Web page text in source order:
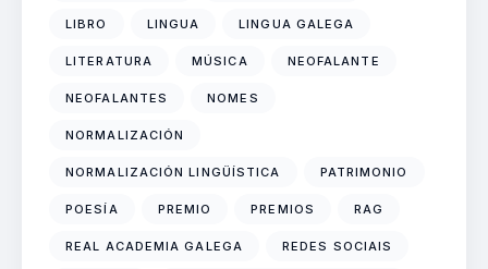
LIBRO LINGUA LINGUA GALEGA
LITERATURA MÚSICA NEOFALANTE
NEOFALANTES NOMES
NORMALIZACIÓN
NORMALIZACIÓN LINGÜÍSTICA PATRIMONIO
POESÍA PREMIO PREMIOS RAG
REAL ACADEMIA GALEGA REDES SOCIAIS